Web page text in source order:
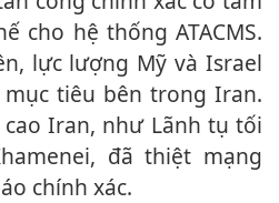
cho hệ thống ATACMS.
lực lượng Mỹ và Israel
tiêu bên trong Iran.
Iran, như Lãnh tụ tối
đã thiệt mạng
chính xác.